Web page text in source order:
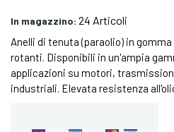
In magazzino: 24 Articoli
Anelli di tenuta (paraolio) in
rotanti. Disponibili in un'ampia
applicazioni su motori,
industriali. Elevata resistenza